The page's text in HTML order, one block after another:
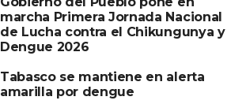
marcha Primera Jornada Nacional
de Lucha contra el Chikungunya y
Dengue 2026
Tabasco se mantiene en alerta
amarilla por dengue